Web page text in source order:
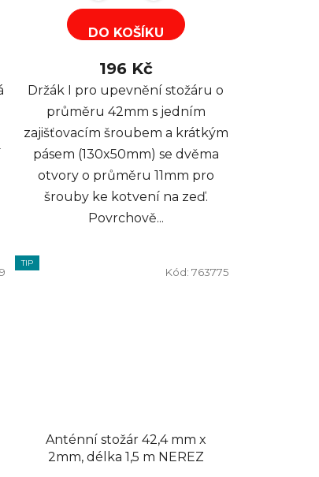
DO KOŠÍKU
196 Kč
Držák I pro upevnění stožáru o
průměru 42mm s jedním
zajišťovacím šroubem a krátkým
pásem (130x50mm) se dvěma
otvory o průměru 11mm pro
šrouby ke kotvení na zeď.
Povrchově...
TIP
Anténní stožár 42,4 mm x
2mm, délka 1,5 m NEREZ
Kód: 763775